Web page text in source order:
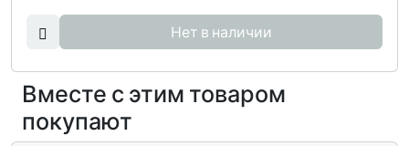
Нет в наличии
Вместе с этим товаром
покупают